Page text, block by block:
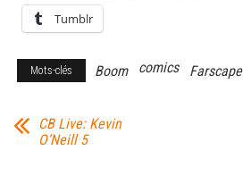
Tumblr
Mots-clés Boom comics Farscape
CB Live: Kevin
O’Neill 5